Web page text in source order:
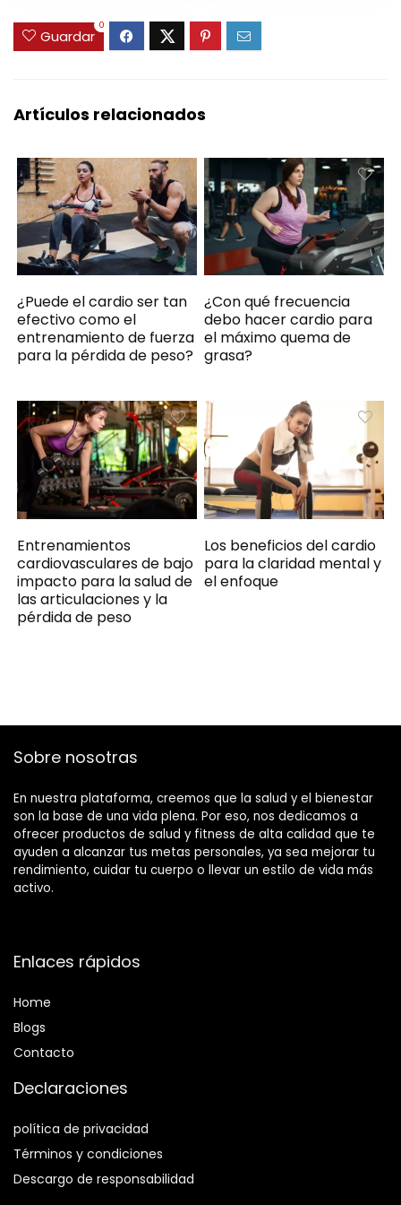
Preestablecidos,
Pantalla LCD,
Guardar
0
Artículos relacionados
¿Puede el cardio ser tan
efectivo como el
entrenamiento de fuerza
para la pérdida de peso?
¿Con qué frecuencia
debo hacer cardio para
el máximo quema de
grasa?
Entrenamientos
cardiovasculares de bajo
impacto para la salud de
las articulaciones y la
pérdida de peso
Los beneficios del cardio
para la claridad mental y
el enfoque
Sobre nosotras
En nuestra plataforma, creemos que la salud y el bienestar
son la base de una vida plena. Por eso, nos dedicamos a
ofrecer productos de salud y fitness de alta calidad que te
ayuden a alcanzar tus metas personales, ya sea mejorar tu
rendimiento, cuidar tu cuerpo o llevar un estilo de vida más
activo.
Enlaces rápidos
Home
Blogs
Contacto
Declaraciones
política de privacidad
Términos y condiciones
Descargo de responsabilidad